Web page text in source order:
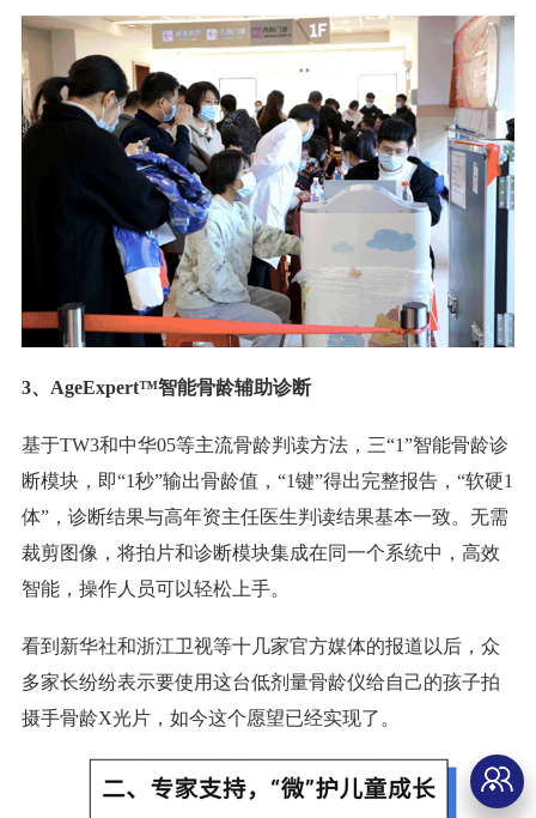
3、AgeExpert™智能骨龄辅助诊断
基于TW3和中华05等主流骨龄判读方法，三“1”智能骨龄诊
断模块，即“1秒”输出骨龄值，“1键”得出完整报告，“软硬1
体”，诊断结果与高年资主任医生判读结果基本一致。无需
裁剪图像，将拍片和诊断模块集成在同一个系统中，高效
智能，操作人员可以轻松上手。
看到新华社和浙江卫视等十几家官方媒体的报道以后，众
多家长纷纷表示要使用这台低剂量骨龄仪给自己的孩子拍
摄手骨龄X光片，如今这个愿望已经实现了。